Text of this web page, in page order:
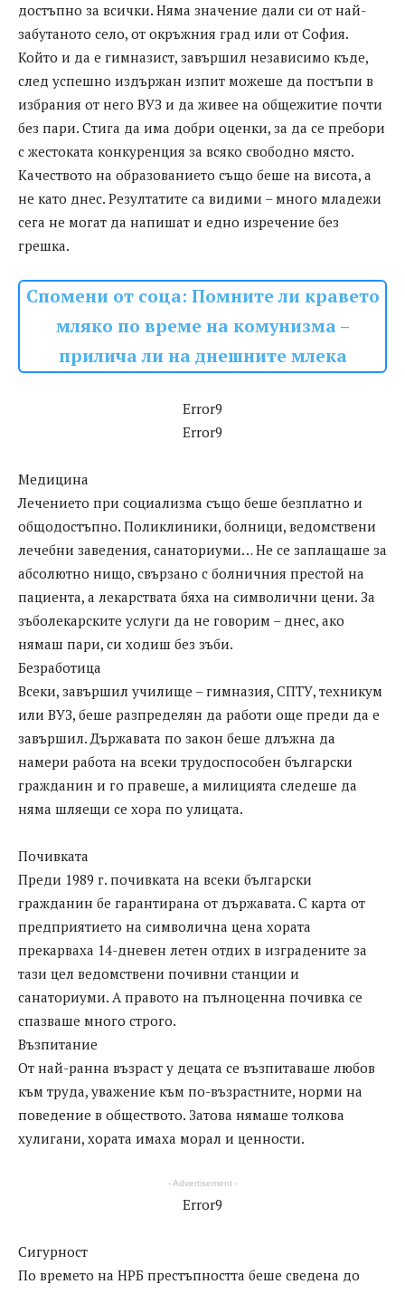
достъпно за всички. Няма значение дали си от най-
забутаното село, от окръжния град или от София.
Който и да е гимназист, завършил независимо къде,
след успешно издържан изпит можеше да постъпи в
избрания от него ВУЗ и да живее на общежитие почти
без пари. Стига да има добри оценки, за да се пребори
с жестоката конкуренция за всяко свободно място.
Качеството на образованието също беше на висота, а
не като днес. Резултатите са видими – много младежи
сега не могат да напишат и едно изречение без
грешка.
Спомени от соца: Помните ли кравето
мляко по време на комунизма –
прилича ли на днешните млека
Error9
Error9
Медицина
Лечението при социализма също беше безплатно и
общодостъпно. Поликлиники, болници, ведомствени
лечебни заведения, санаториуми… Не се заплащаше за
абсолютно нищо, свързано с болничния престой на
пациента, а лекарствата бяха на символични цени. За
зъболекарските услуги да не говорим – днес, ако
нямаш пари, си ходиш без зъби.
Безработица
Всеки, завършил училище – гимназия, СПТУ, техникум
или ВУЗ, беше разпределян да работи още преди да е
завършил. Държавата по закон беше длъжна да
намери работа на всеки трудоспособен български
гражданин и го правеше, а милицията следеше да
няма шляещи се хора по улицата.
Почивката
Преди 1989 г. почивката на всеки български
гражданин бе гарантирана от държавата. С карта от
предприятието на символична цена хората
прекарваха 14-дневен летен отдих в изградените за
тази цел ведомствени почивни станции и
санаториуми. А правото на пълноценна почивка се
спазваше много строго.
Възпитание
От най-ранна възраст у децата се възпитаваше любов
към труда, уважение към по-възрастните, норми на
поведение в обществото. Затова нямаше толкова
хулигани, хората имаха морал и ценности.
- Advertisement -
Error9
Сигурност
По времето на НРБ престъпността беше сведена до